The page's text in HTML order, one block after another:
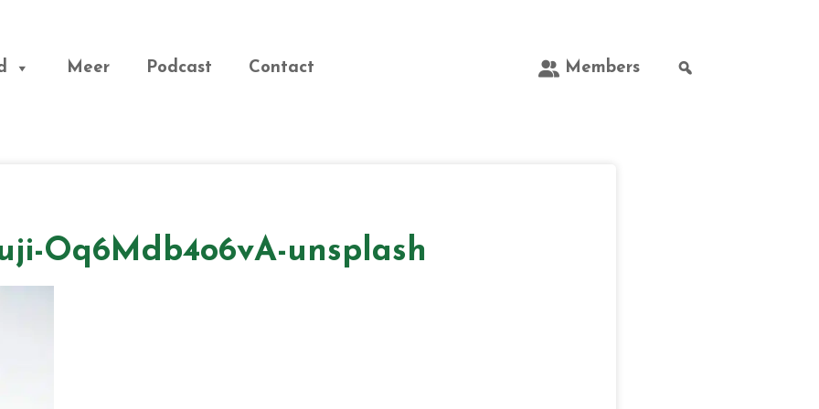
Meer Podcast Contact Members
Oq6Mdb4o6vA-unsplash